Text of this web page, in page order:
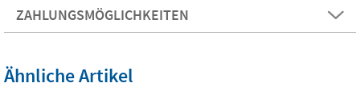
ZAHLUNGSMÖGLICHKEITEN
Ähnliche Artikel